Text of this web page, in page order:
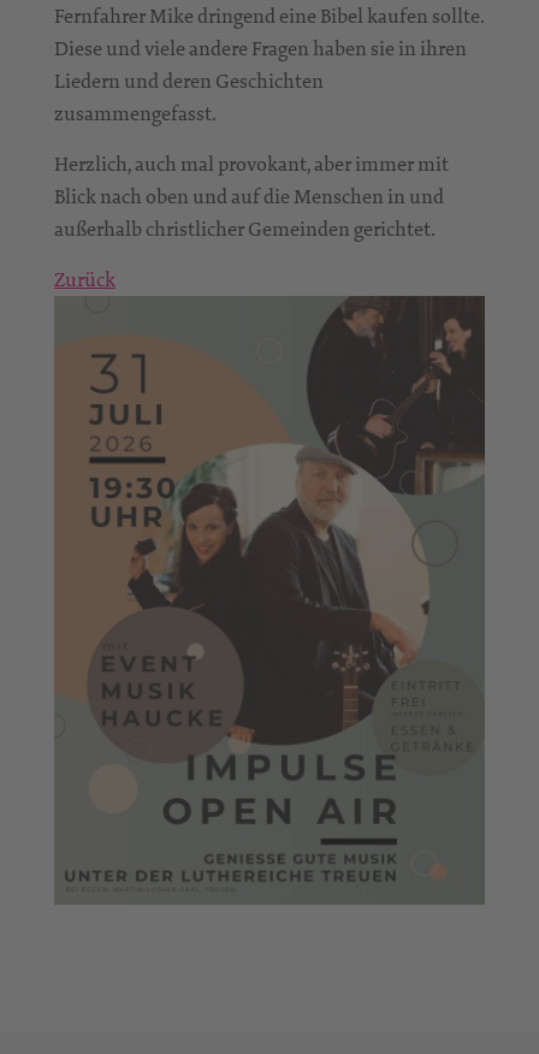
Fernfahrer Mike dringend eine Bibel kaufen sollte.
Diese und viele andere Fragen haben sie in ihren
Liedern und deren Geschichten
zusammengefasst.
Herzlich, auch mal provokant, aber immer mit
Blick nach oben und auf die Menschen in und
außerhalb christlicher Gemeinden gerichtet.
Zurück